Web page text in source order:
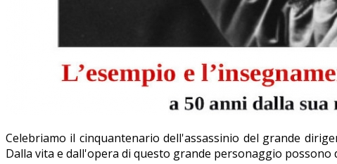
Celebriamo il cinquantenario dell'assassinio del grande
Dalla vita e dall'opera di questo grande personaggio